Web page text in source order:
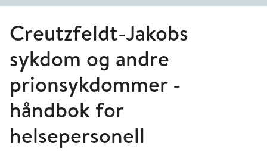
Creutzfeldt-Jakobs
sykdom og andre
prionsykdommer -
håndbok for
helsepersonell